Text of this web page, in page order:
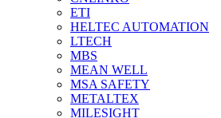
ETI
HELTEC AUTOMATION
LTECH
MBS
MEAN WELL
MSA SAFETY
METALTEX
MILESIGHT